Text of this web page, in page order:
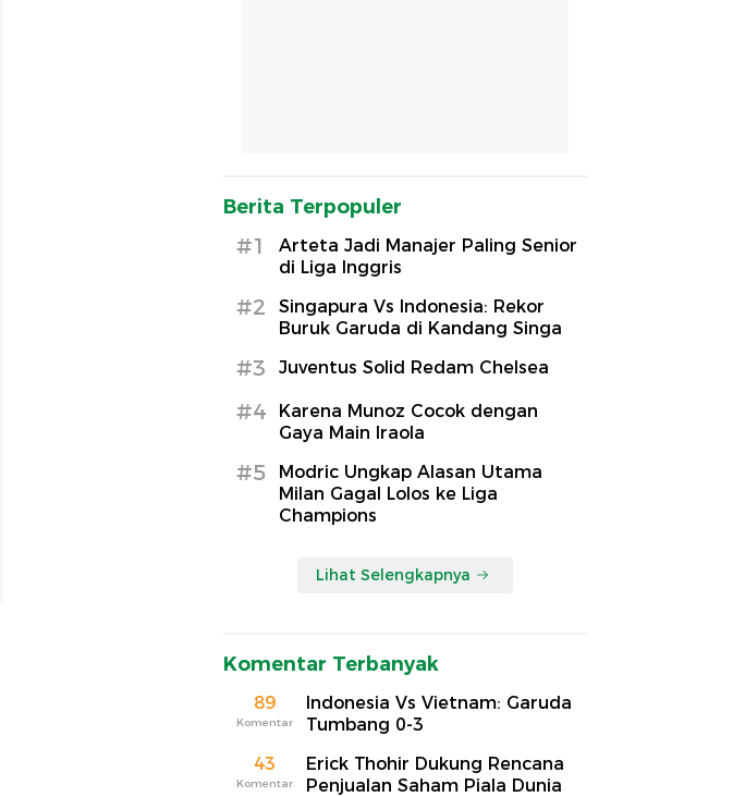
Berita Terpopuler
#1
Arteta Jadi Manajer Paling Senior
di Liga Inggris
#2
Singapura Vs Indonesia: Rekor
Buruk Garuda di Kandang Singa
#3 Juventus Solid Redam Chelsea
#4
Karena Munoz Cocok dengan
Gaya Main Iraola
#5
Modric Ungkap Alasan Utama
Milan Gagal Lolos ke Liga
Champions
Lihat Selengkapnya
Komentar Terbanyak
89
Komentar
Indonesia Vs Vietnam: Garuda
Tumbang 0-3
43
Komentar
Erick Thohir Dukung Rencana
Penjualan Saham Piala Dunia